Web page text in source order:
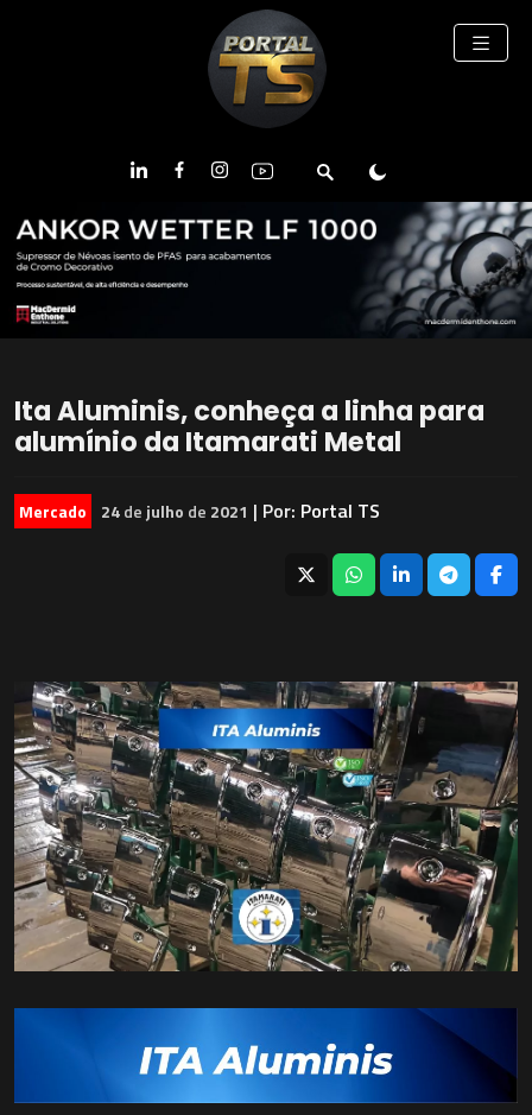
Ita Aluminis, conheça a linha para
alumínio da Itamarati Metal
Mercado 24dejulho de 2021 | Por: Portal TS